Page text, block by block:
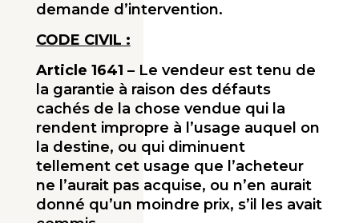
demande d’intervention.
CODE CIVIL :
Article 1641 – Le vendeur est tenu de
la garantie à raison des défauts
cachés de la chose vendue qui la
rendent impropre à l’usage auquel on
la destine, ou qui diminuent
tellement cet usage que l’acheteur
ne l’aurait pas acquise, ou n’en aurait
donné qu’un moindre prix, s’il les avait